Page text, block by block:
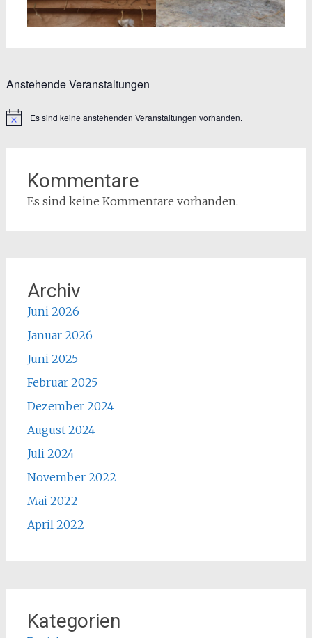
Anstehende Veranstaltungen
HinweisEs sind keine anstehenden Veranstaltungen vorhanden.
Kommentare
Es sind keine Kommentare vorhanden.
Archiv
Juni 2026
Januar 2026
Juni 2025
Februar 2025
Dezember 2024
August 2024
Juli 2024
November 2022
Mai 2022
April 2022
Kategorien